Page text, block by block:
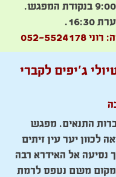
נפגשים בשעה 9:00 בנקודת המפגש.
רוני 052-5524178
ג’יפים לקברי
התנאים. מפגש
לכוון יער עין זיתים
נסיעה אל האידרא רבה
משם נטפס לרמת